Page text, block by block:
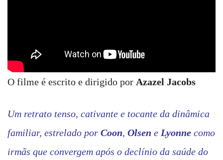
O filme é escrito e dirigido por Azazel Jacobs
Um retrato tenso, cativante e tocante da dinâmica
familiar, estrelado por Coon, Olsen e Lyonne como
irmãs que convergem após o declínio da saúde do